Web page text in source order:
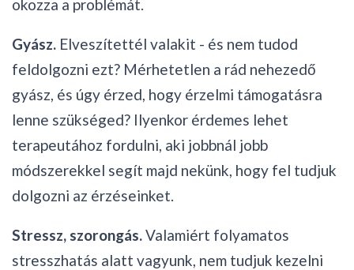
okozza a problémát.
Gyász. Elveszítettél valakit - és nem tudod
feldolgozni ezt? Mérhetetlen a rád nehezedő
gyász, és úgy érzed, hogy érzelmi támogatásra
lenne szükséged? Ilyenkor érdemes lehet
terapeutához fordulni, aki jobbnál jobb
módszerekkel segít majd nekünk, hogy fel tudjuk
dolgozni az érzéseinket.
Stressz, szorongás.Valamiért folyamatos
stresszhatás alatt vagyunk, nem tudjuk kezelni